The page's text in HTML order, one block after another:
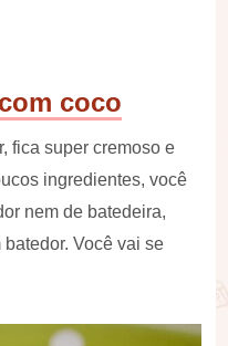
coco
fica super cremoso e
ingredientes, você
nem de batedeira,
Você vai se